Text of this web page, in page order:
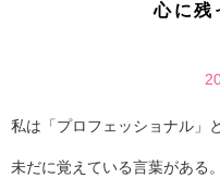
心に残
私は「プロフェッショナル」
未だに覚えている言葉がある。